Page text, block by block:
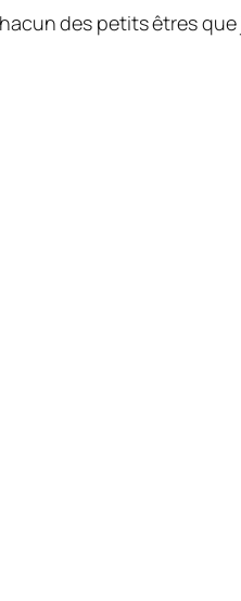
des petits êtres